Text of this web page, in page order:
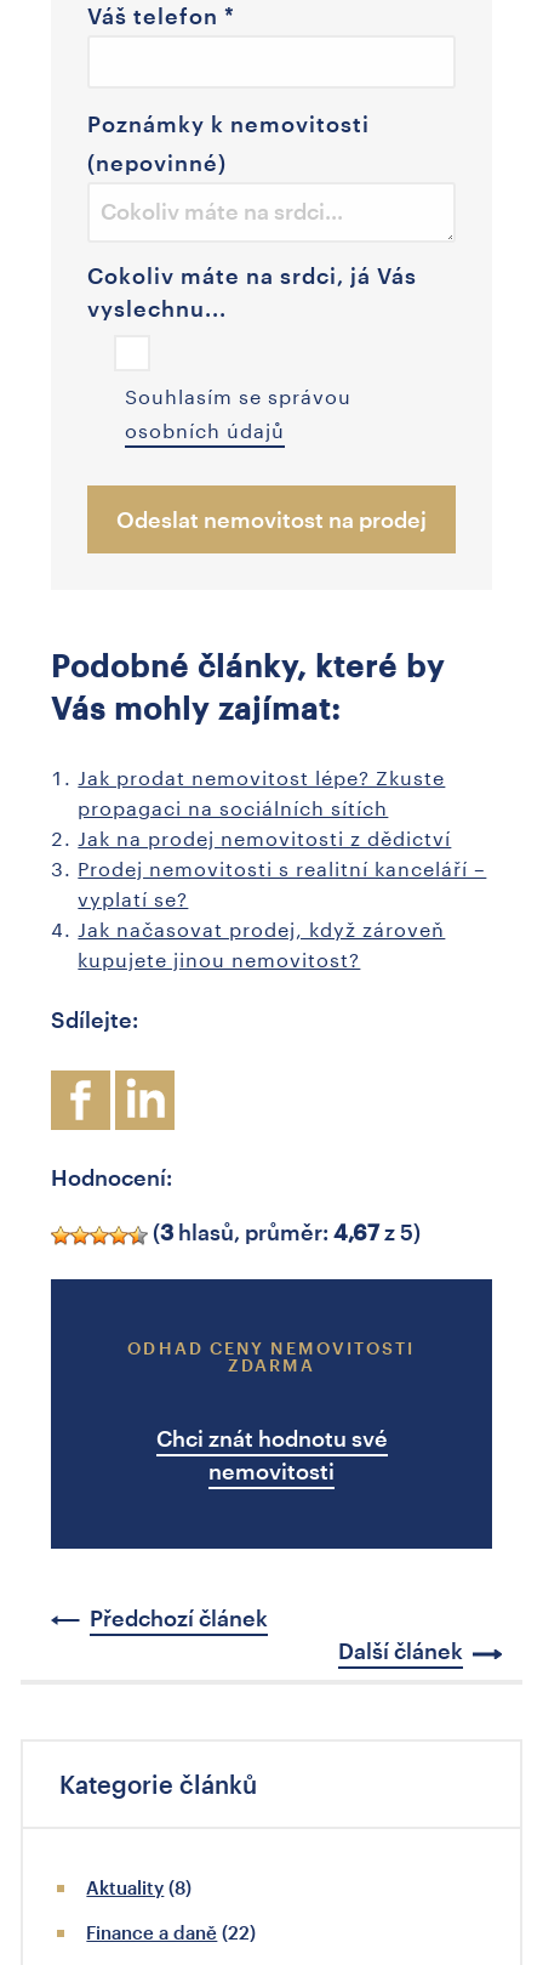
Váš telefon *
Poznámky k nemovitosti
(nepovinné)
Cokoliv máte na srdci, já Vás
vyslechnu...
Souhlasím se správou
osobních údajů
Odeslat nemovitost na prodej
Podobné články, které by
Vás mohly zajímat:
Jak prodat nemovitost lépe? Zkuste
propagaci na sociálních sítích
Jak na prodej nemovitosti z dědictví
Prodej nemovitosti s realitní kanceláří –
vyplatí se?
Jak načasovat prodej, když zároveň
kupujete jinou nemovitost?
Sdílejte:
Hodnocení:
(3hlasů, průměr: 4,67z 5)
ODHAD CENY NEMOVITOSTI
ZDARMA
Chci znát hodnotu své
nemovitosti
Předchozí článek
Další článek
Kategorie článků
Aktuality (8)
Finance a daně (22)